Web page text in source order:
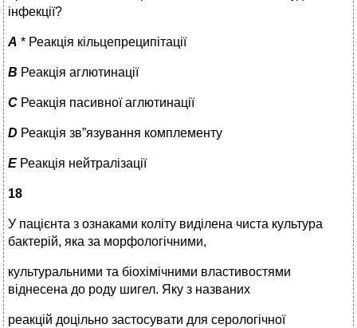
інфекції?
A * Реакція кільцепреципітації
B Реакція аглютинації
C Реакція пасивної аглютинації
D Реакція зв”язування комплементу
E Реакція нейтралізації
18
У пацієнта з ознаками коліту виділена чиста культура
бактерій, яка за морфологічними,
культуральними та біохімічними властивостями
віднесена до роду шигел. Яку з названих
реакцій доцільно застосувати для серологічної